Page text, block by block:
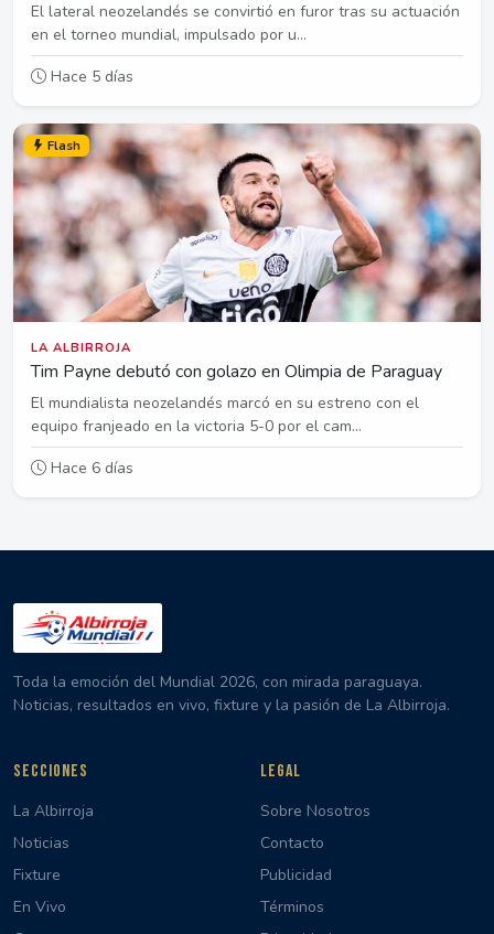
El lateral neozelandés se convirtió en furor tras su actuación
en el torneo mundial, impulsado por u...
Hace 5 días
Flash
LA ALBIRROJA
Tim Payne debutó con golazo en Olimpia de Paraguay
El mundialista neozelandés marcó en su estreno con el
equipo franjeado en la victoria 5-0 por el cam...
Hace 6 días
Toda la emoción del Mundial 2026, con mirada paraguaya.
Noticias, resultados en vivo, fixture y la pasión de La Albirroja.
SECCIONES
La Albirroja
Noticias
Fixture
En Vivo
LEGAL
Sobre Nosotros
Contacto
Publicidad
Términos